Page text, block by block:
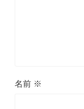
名前 ※